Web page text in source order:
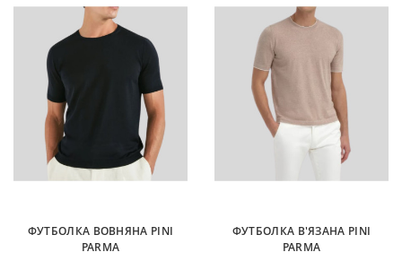
ФУТБОЛКА ВОВНЯНА PINI
PARMA
ФУТБОЛКА В'ЯЗАНА PINI
PARMA